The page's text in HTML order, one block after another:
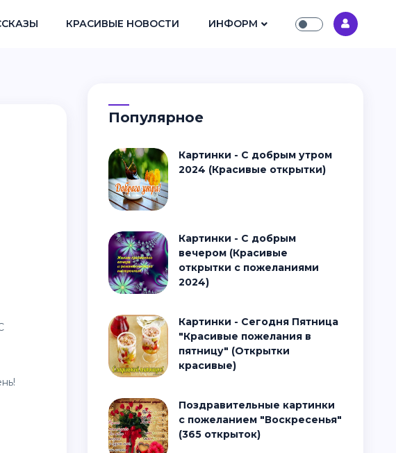
КРАСИВЫЕ НОВОСТИ ИНФОРМ
Популярное
Картинки - С добрым утром
2024 (Красивые открытки)
Картинки - С добрым
вечером (Красивые
открытки с пожеланиями
2024)
Картинки - Сегодня Пятница
"Красивые пожелания в
пятницу" (Открытки
красивые)
Поздравительные картинки
с пожеланием "Воскресенья"
(365 открыток)